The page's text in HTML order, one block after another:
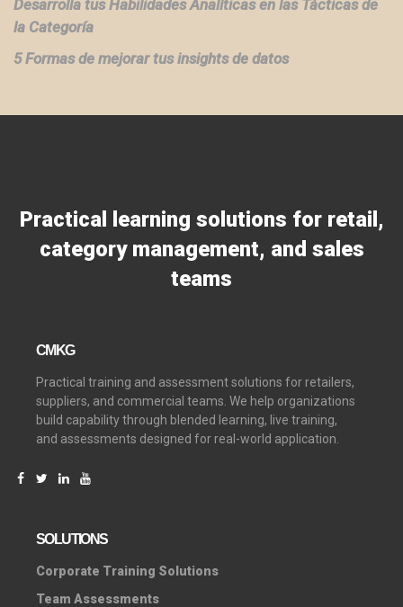
Desarrolla tus Habilidades Analíticas en las Tácticas de
la Categoría
5 Formas de mejorar tus insights de datos
Practical learning solutions for retail,
category management, and sales
teams
CMKG
Practical training and assessment solutions for retailers,
suppliers, and commercial teams. We help organizations
build capability through blended learning, live training,
and assessments designed for real-world application.
SOLUTIONS
Corporate Training Solutions
Team Assessments